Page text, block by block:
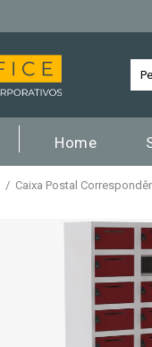
Home
Caixa Postal